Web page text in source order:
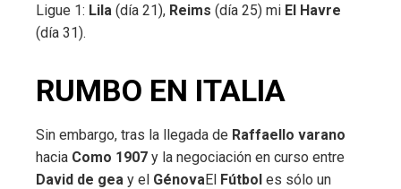
Ligue 1: Lila (día 21), Reims (día 25) mi El Havre
(día 31).
RUMBO EN ITALIA
Sin embargo, tras la llegada de Raffaello varano
hacia Como 1907 y la negociación en curso entre
David de gea y el GénovaEl Fútbol es sólo un